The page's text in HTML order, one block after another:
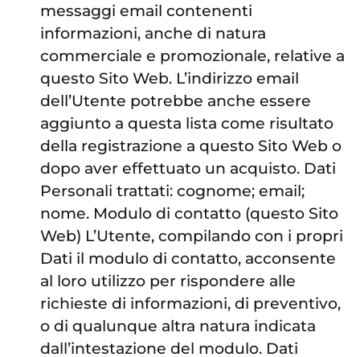
messaggi email contenenti
informazioni, anche di natura
commerciale e promozionale, relative a
questo Sito Web. L’indirizzo email
dell’Utente potrebbe anche essere
aggiunto a questa lista come risultato
della registrazione a questo Sito Web o
dopo aver effettuato un acquisto. Dati
Personali trattati: cognome; email;
nome. Modulo di contatto (questo Sito
Web) L’Utente, compilando con i propri
Dati il modulo di contatto, acconsente
al loro utilizzo per rispondere alle
richieste di informazioni, di preventivo,
o di qualunque altra natura indicata
dall’intestazione del modulo. Dati